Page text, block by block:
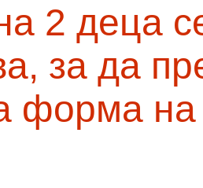
2 деца
за да
форма на